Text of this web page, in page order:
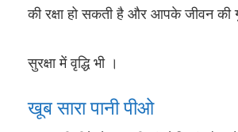
की रक्षा हो सकती है और आपके जीवन की
सुरक्षा में वृद्धि भी ।
खूब सारा पानी पीओ